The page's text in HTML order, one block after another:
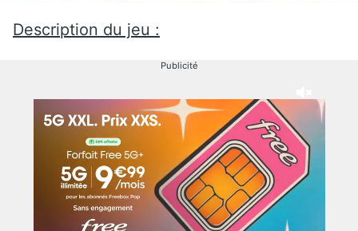
Description du jeu :
Publicité